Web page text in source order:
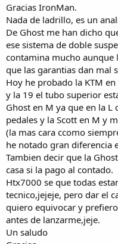
Gracias IronMan.
Nada de ladrillo, es un
De Ghost me han dicho
ese sistema de doble
contamina mucho aunque
que las garantias dan mal
Hoy he probado la KTM
y la 19 el tubo superior
Ghost en M ya que en la
pedales y la Scott en M y
(la mas cara ccomo
he notado gran diferencia
Tambien decir que la
casa si la pago al contado.
Htx7000 se que todas
tecnico,jejeje, pero dar el
quiero equivocar y
antes de lanzarme,jeje.
Un saludo